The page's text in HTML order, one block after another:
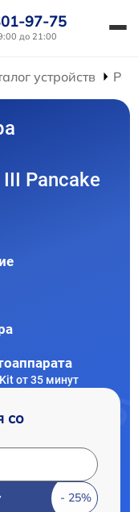
97-75
до 21:00
устройств
Pancake
от 35 минут
со